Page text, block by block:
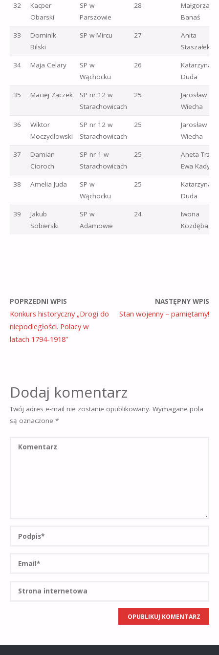
32
Kacper
Obarski
SP w
Parszowie
28
Małgorzata
Banaś
33
Dominik
Bilski
SP w Mircu 27
Anita
Staszałek
34 Maja Celary
SP w
Wąchocku
26
Katarzyna
Duda
35 Maciej Zaczek
SP nr 12 w
Starachowicach
25
Jarosław
Wiecha
36
Wiktor
Moczydłowski
SP nr 12 w
Starachowicach
25
Jarosław
Wiecha
37
Damian
Cioroch
SP nr 1 w
Starachowicach
25
Aneta
Ewa Kadylak
38 Amelia Juda
SP w
Wąchocku
25
Katarzyna
Duda
39
Jakub
Sobierski
SP w
Adamowie
24
Iwona
Kozdęba
POPRZEDNI WPIS
Konkurs historyczny „Drogi do
niepodległości. Polacy w
latach 1794-1918”
NASTĘPNY WPIS
Stan wojenny – pamiętamy!
Dodaj komentarz
Twój adres e-mail nie zostanie opublikowany. Wymagane pola
są oznaczone*